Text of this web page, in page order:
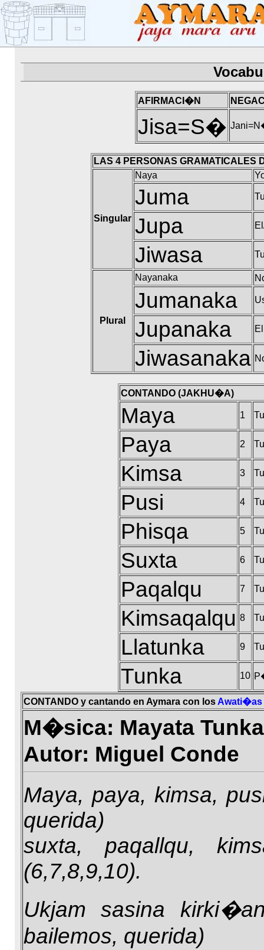
AFIRMACI�N
Jisa=S�
LAS 4 PERSONAS GRAMATICALES
Singular
Naya
Juma
Jupa
Jiwasa
Plural
Nayanaka
Jumanaka
Jupanaka
Jiwasanaka
CONTANDO (JAKHU�A)
Maya 1
Paya 2
Kimsa 3
Pusi 4
Phisqa 5
Suxta 6
Paqalqu 7
Kimsaqalqu 8
Llatunka 9
Tunka 10
CONTANDO y cantando en Aymara con los Awati�as
M�sica: Mayata
Autor: Miguel Conde
Maya, paya, kimsa,
querida)
suxta, paqallqu,
(6,7,8,9,10).
Ukjam sasina
bailemos, querida)